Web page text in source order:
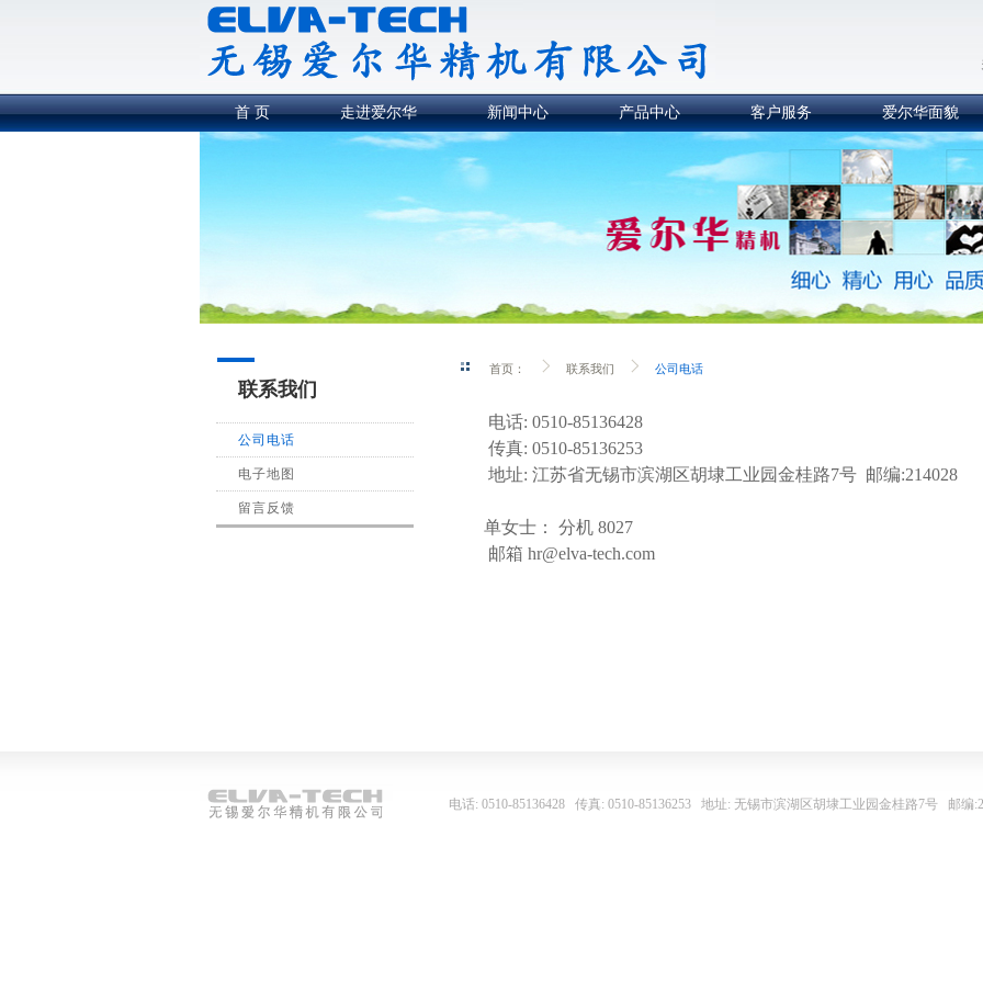
首 页 走进爱尔华 新闻中心 产品中心 客户服务 爱尔华面貌
联系我们
公司电话
电子地图
留言反馈
首页： 联系我们 公司电话
电话: 0510-85136428
传真: 0510-85136253
地址: 江苏省无锡市滨湖区胡埭工业园金桂路7号 邮编:214028
单女士： 分机 8027
邮箱 hr@elva-tech.com
电话: 0510-85136428 传真: 0510-85136253 地址: 无锡市滨湖区胡埭工业园金桂路7号 邮编